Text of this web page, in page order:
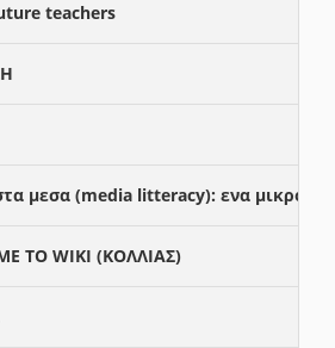
teachers
μεσα (media litteracy): ενα μικρο
ΤΟ WIKI (ΚΟΛΛΙΑΣ)